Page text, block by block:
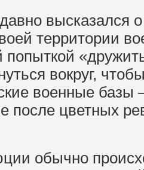
высказался о
территории
попыткой
вокруг,
военные
после цветных
обычно